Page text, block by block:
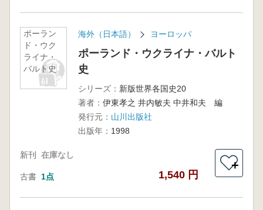
ポーラン
ド・ウク
ライナ・
バルト史
海外（日本語） ヨーロッパ
ポーランド・ウクライナ・バルト
史
シリーズ： 新版世界各国史20
著者： 伊東孝之 井内敏夫 中井和夫 編
発行元： 山川出版社
出版年： 1998
新刊 在庫なし
古書 1点 1,540 円
＋